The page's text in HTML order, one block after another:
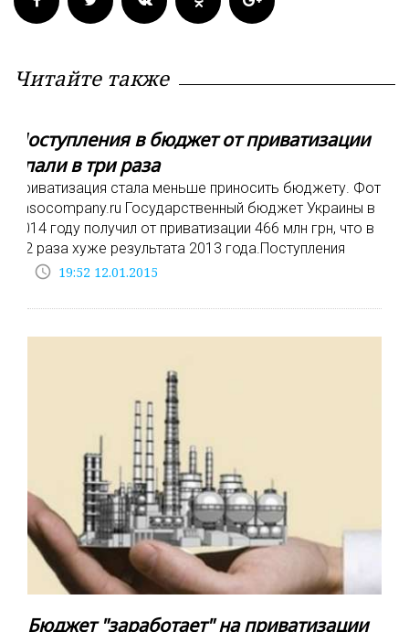
Читайте также
Поступления в бюджет от приватизации
упали в три раза
Приватизация стала меньше приносить бюджету. Фото:
ensocompany.ru Государственный бюджет Украины в
2014 году получил от приватизации 466 млн грн, что в
3,2 раза хуже результата 2013 года.Поступления
access_time 19:52 12.01.2015
Бюджет "заработает" на приватизации